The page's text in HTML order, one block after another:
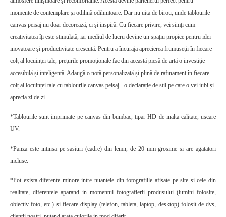
momente de contemplare și odihnă odihnitoare. Dar nu uita de birou, unde tablourile
canvas peisaj nu doar decorează, ci și inspiră. Cu fiecare privire, vei simți cum
creativitatea îți este stimulată, iar mediul de lucru devine un spațiu propice pentru idei
inovatoare și productivitate crescută. Pentru a încuraja aprecierea frumuseții în fiecare
colț al locuinței tale, prețurile promoționale fac din această piesă de artă o investiție
accesibilă și inteligentă. Adaugă o notă personalizată și plină de rafinament în fiecare
colț al locuinței tale cu tablourile canvas peisaj - o declarație de stil pe care o vei iubi și
aprecia zi de zi.
*Tablourile sunt imprimate pe canvas din bumbac, tipar HD de inalta calitate, uscare
UV.
*Panza este intinsa pe sasiuri (cadre) din lemn, de 20 mm grosime si are agatatori
incluse.
*Pot exista diferente minore intre nuantele din fotografiile afisate pe site si cele din
realitate, diferentele aparand in momentul fotografierii produsului (lumini folosite,
obiectiv foto, etc.) si fiecare display (telefon, tableta, laptop, desktop) folosit de dvs,